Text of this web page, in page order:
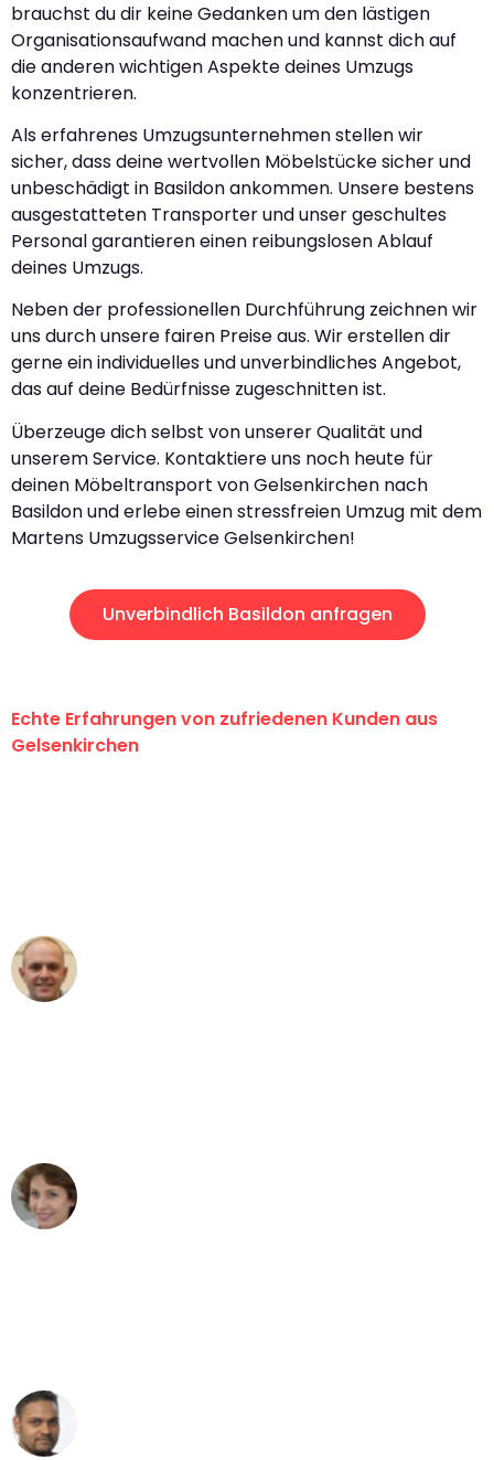
brauchst du dir keine Gedanken um den lästigen
Organisationsaufwand machen und kannst dich auf
die anderen wichtigen Aspekte deines Umzugs
konzentrieren.
Als erfahrenes Umzugsunternehmen stellen wir
sicher, dass deine wertvollen Möbelstücke sicher und
unbeschädigt in Basildon ankommen. Unsere bestens
ausgestatteten Transporter und unser geschultes
Personal garantieren einen reibungslosen Ablauf
deines Umzugs.
Neben der professionellen Durchführung zeichnen wir
uns durch unsere fairen Preise aus. Wir erstellen dir
gerne ein individuelles und unverbindliches Angebot,
das auf deine Bedürfnisse zugeschnitten ist.
Überzeuge dich selbst von unserer Qualität und
unserem Service. Kontaktiere uns noch heute für
deinen Möbeltransport von Gelsenkirchen nach
Basildon und erlebe einen stressfreien Umzug mit dem
Martens Umzugsservice Gelsenkirchen!
Unverbindlich Basildon anfragen
Echte Erfahrungen von zufriedenen Kunden aus
Gelsenkirchen